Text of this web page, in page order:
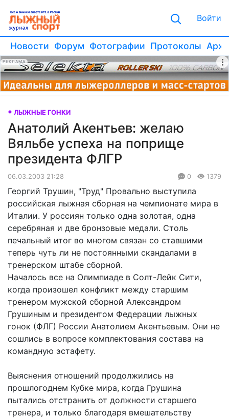
Войти
Новости Форум Фотографии Протоколы
РЕКЛАМА
ЛЫЖНЫЕ ГОНКИ
Анатолий Акентьев: желаю
Вяльбе успеха на поприще
президента ФЛГР
06.03.2003 21:28 0 1379
Георгий Трушин, "Труд" Провально выступила
российская лыжная сборная на чемпионате мира в
Италии. У россиян только одна золотая, одна
серебряная и две бронзовые медали. Столь
печальный итог во многом связан со ставшими
теперь чуть ли не постоянными скандалами в
тренерском штабе сборной.
Началось все на Олимпиаде в Солт-Лейк Сити,
когда произошел конфликт между старшим
тренером мужской сборной Александром
Грушиным и президентом Федерации лыжных
гонок (ФЛГ) России Анатолием Акентьевым. Они не
сошлись в вопросе комплектования состава на
командную эстафету.
Выяснения отношений продолжились на
прошлогоднем Кубке мира, когда Грушина
пытались отстранить от должности старшего
тренера, и только благодаря вмешательству